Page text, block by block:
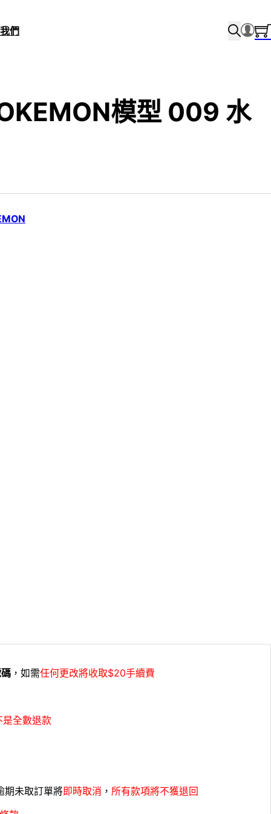
們
模型 009 水
，如需任何更改將收取$20手續費
是全數退款
期未取訂單將即時取消 ， 所有款項將不獲退回